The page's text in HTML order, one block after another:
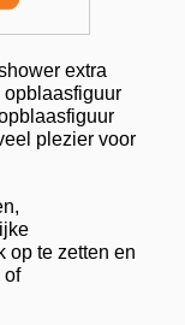
extra
opblaasfiguur
plezier voor
op te zetten en
of